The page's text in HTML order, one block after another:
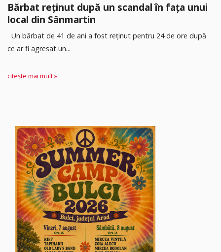
Bărbat reținut după un scandal în fața unui
local din Sânmartin
Un bărbat de 41 de ani a fost reținut pentru 24 de ore după
ce ar fi agresat un...
citește mai mult »